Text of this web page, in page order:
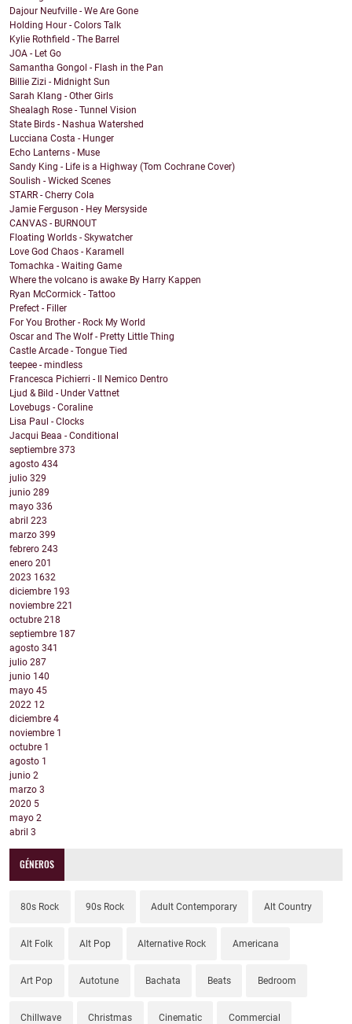
Dajour Neufville - We Are Gone
Holding Hour - Colors Talk
Kylie Rothfield - The Barrel
JOA - Let Go
Samantha Gongol - Flash in the Pan
Billie Zizi - Midnight Sun
Sarah Klang - Other Girls
Shealagh Rose - Tunnel Vision
State Birds - Nashua Watershed
Lucciana Costa - Hunger
Echo Lanterns - Muse
Sandy King - Life is a Highway (Tom Cochrane Cover)
Soulish - Wicked Scenes
STARR - Cherry Cola
Jamie Ferguson - Hey Mersyside
CANVAS - BURNOUT
Floating Worlds - Skywatcher
Love God Chaos - Karamell
Tomachka - Waiting Game
Where the volcano is awake By Harry Kappen
Ryan McCormick - Tattoo
Prefect - Filler
For You Brother - Rock My World
Oscar and The Wolf - Pretty Little Thing
Castle Arcade - Tongue Tied
teepee - mindless
Francesca Pichierri - Il Nemico Dentro
Ljud & Bild - Under Vattnet
Lovebugs - Coraline
Lisa Paul - Clocks
Jacqui Beaa - Conditional
septiembre 373
agosto 434
julio 329
junio 289
mayo 336
abril 223
marzo 399
febrero 243
enero 201
2023 1632
diciembre 193
noviembre 221
octubre 218
septiembre 187
agosto 341
julio 287
junio 140
mayo 45
2022 12
diciembre 4
noviembre 1
octubre 1
agosto 1
junio 2
marzo 3
2020 5
mayo 2
abril 3
GÉNEROS
80s Rock 90s Rock Adult Contemporary Alt Country
Alt Folk Alt Pop Alternative Rock Americana
Art Pop Autotune Bachata Beats Bedroom
Chillwave Christmas Cinematic Commercial